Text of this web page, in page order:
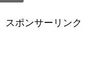
スポンサーリンク